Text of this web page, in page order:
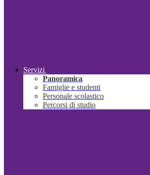
Servizi
Panoramica
Famiglie e studenti
Personale scolastico
Percorsi di studio